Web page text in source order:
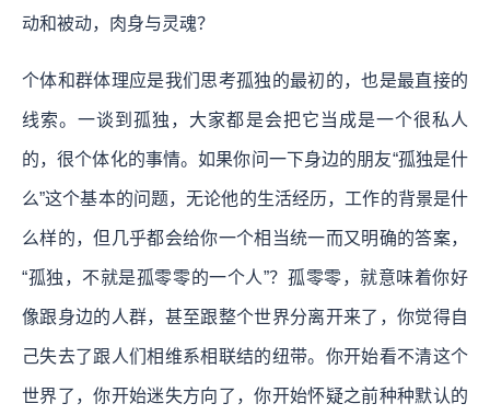
动和被动，肉身与灵魂？
个体和群体理应是我们思考孤独的最初的，也是最直接的
线索。一谈到孤独，大家都是会把它当成是一个很私人
的，很个体化的事情。如果你问一下身边的朋友“孤独是什
么”这个基本的问题，无论他的生活经历，工作的背景是什
么样的，但几乎都会给你一个相当统一而又明确的答案，
“孤独，不就是孤零零的一个人”？孤零零，就意味着你好
像跟身边的人群，甚至跟整个世界分离开来了，你觉得自
己失去了跟人们相维系相联结的纽带。你开始看不清这个
世界了，你开始迷失方向了，你开始怀疑之前种种默认的